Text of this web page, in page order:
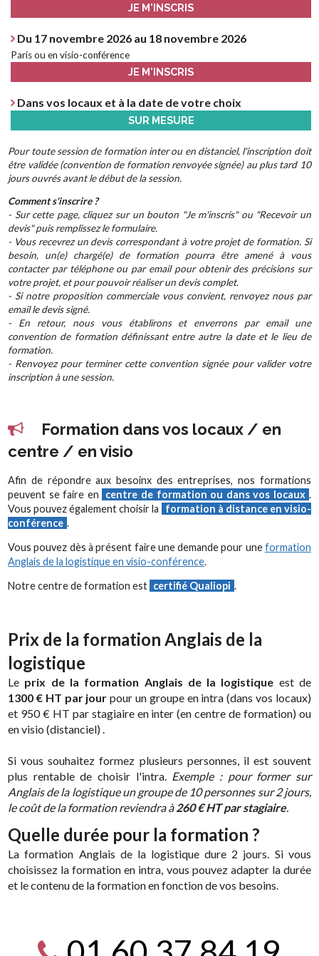
JE M'INSCRIS
Du 17 novembre 2026 au 18 novembre 2026
Paris ou en visio-conférence
JE M'INSCRIS
Dans vos locaux et à la date de votre choix
SUR MESURE
Pour toute session de formation inter ou en distanciel, l'inscription doit
être validée (convention de formation renvoyée signée) au plus tard 10
jours ouvrés avant le début de la session.
Comment s'inscrire ?
- Sur cette page, cliquez sur un bouton "Je m'inscris" ou "Recevoir un
devis" puis remplissez le formulaire.
- Vous recevrez un devis correspondant à votre projet de formation. Si
besoin, un(e) chargé(e) de formation pourra être amené à vous
contacter par téléphone ou par email pour obtenir des précisions sur
votre projet, et pour pouvoir réaliser un devis complet.
- Si notre proposition commerciale vous convient, renvoyez nous par
email le devis signé.
- En retour, nous vous établirons et enverrons par email une
convention de formation définissant entre autre la date et le lieu de
formation.
- Renvoyez pour terminer cette convention signée pour valider votre
inscription à une session.
Formation dans vos locaux / en
centre / en visio
Afin de répondre aux besoinx des entreprises, nos formations
peuvent se faire en
centre de formation ou dans vos locaux .
Vous pouvez également choisir la
formation à distance en visio-
conférence .
Vous pouvez dès à présent faire une demande pour uneformation
Anglais de la logistique en visio-conférence.
Notre centre de formation est certifié Qualiopi .
Prix de la formation Anglais de la
logistique
Le prix de la formation Anglais de la logistique est de
1300 € HT par jour pour un groupe en intra (dans vos locaux)
et 950 € HT par stagiaire en inter (en centre de formation) ou
en visio (distanciel) .
Si vous souhaitez formez plusieurs personnes, il est souvent
plus rentable de choisir l'intra. Exemple : pour former sur
Anglais de la logistique un groupe de 10 personnes sur 2 jours,
le coût de la formation reviendra à260 € HT par stagiaire.
Quelle durée pour la formation ?
La formation Anglais de la logistique dure 2 jours. Si vous
choisissez la formation en intra, vous pouvez adapter la durée
et le contenu de la formation en fonction de vos besoins.